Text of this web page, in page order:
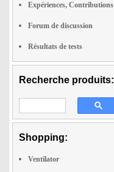
Expériences, Contributions
Forum de discussion
Résultats de tests
Recherche produits:
Shopping:
Ventilator